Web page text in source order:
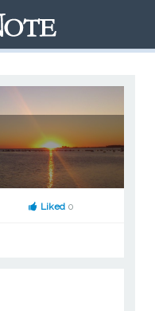
Liked 0